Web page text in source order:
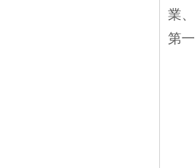
業
第